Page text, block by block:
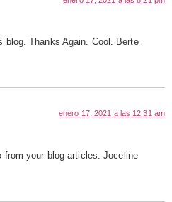
blog. Thanks Again. Cool. Berte
enero 17, 2021 a las 12:31 am
from your blog articles. Joceline